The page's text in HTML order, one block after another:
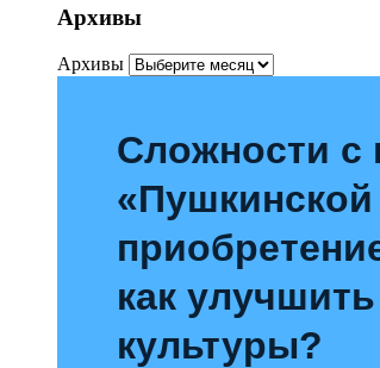
Архивы
Архивы
Сложности с
как
культуры?